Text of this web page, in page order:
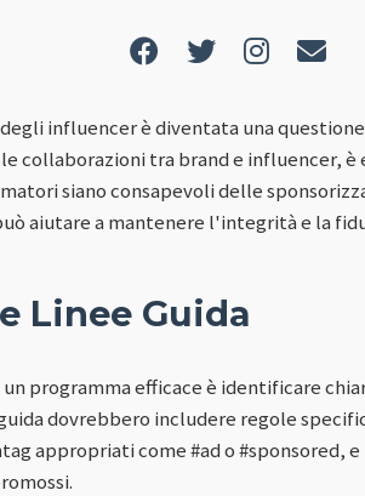
influencer è diventata una
collaborazioni tra brand e influencer,
siano consapevoli delle
aiutare a mantenere l'integrità e la
Linee Guida
programma efficace è identificare
dovrebbero includere regole
appropriati come #ad o #sponsored,